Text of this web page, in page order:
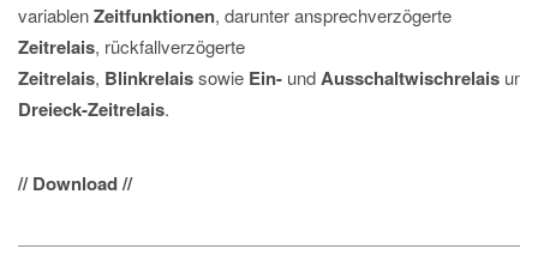
variablenZeitfunktionen, darunter ansprechverzögerte
Zeitrelais, rückfallverzögerte
Zeitrelais, Blinkrelaissowie Ein- undAusschaltwischrelais und
Dreieck-Zeitrelais.
// Download //